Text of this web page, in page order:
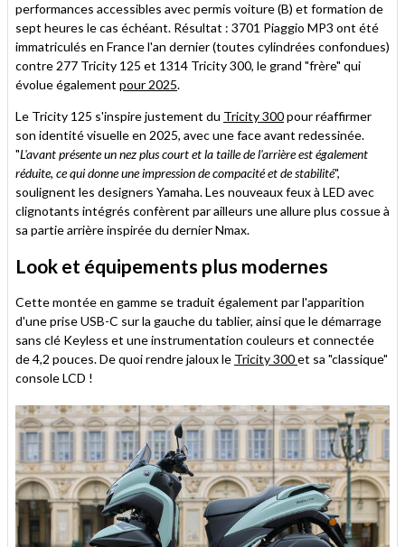
performances accessibles avec permis voiture (B) et formation de
sept heures le cas échéant. Résultat : 3701 Piaggio MP3 ont été
immatriculés en France l'an dernier (toutes cylindrées confondues)
contre 277 Tricity 125 et 1314 Tricity 300, le grand "frère" qui
évolue également pour 2025.
Le Tricity 125 s'inspire justement du Tricity 300pour réaffirmer
son identité visuelle en 2025, avec une face avant redessinée.
"L'avant présente un nez plus court et la taille de l'arrière est également
réduite, ce qui donne une impression de compacité et de stabilité",
soulignent les designers Yamaha. Les nouveaux feux à LED avec
clignotants intégrés confèrent par ailleurs une allure plus cossue à
sa partie arrière inspirée du dernier Nmax.
Look et équipements plus modernes
Cette montée en gamme se traduit également par l'apparition
d'une prise USB-C sur la gauche du tablier, ainsi que le démarrage
sans clé Keyless et une instrumentation couleurs et connectée
de 4,2 pouces. De quoi rendre jaloux le Tricity 300et sa "classique"
console LCD !